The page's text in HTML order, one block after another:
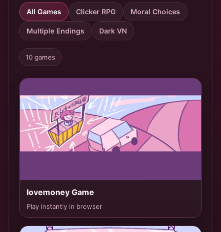
All Games Clicker RPG Moral Choices
Multiple Endings Dark VN
10 games
TOP 1
lovemoney Game
Play instantly in browser